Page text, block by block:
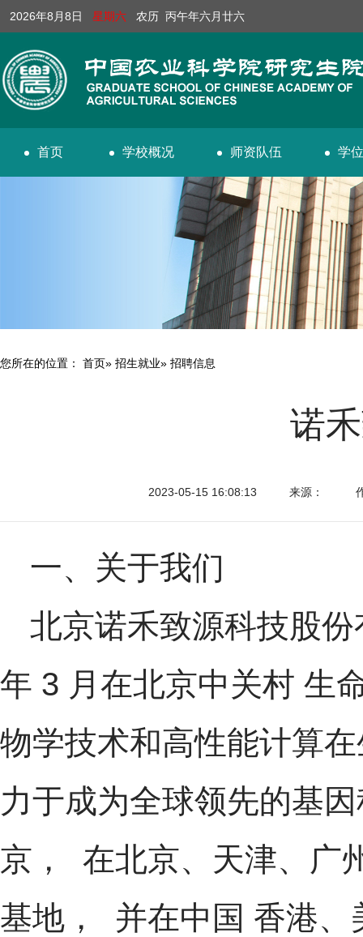
2026年8月8日 星期六 农历 丙午年六月廿六
首页 学校概况 师资队伍 学
您所在的位置： 首页» 招生就业» 招聘信息
诺
2023-05-15 16:08:13 来源：
一、关于我们
北京诺禾致源科技股
年 3 月在北京中关村 生
物学技术和高性能计算
力于成为全球领先的基
京， 在北京、天津、广
基地， 并在中国 香港、